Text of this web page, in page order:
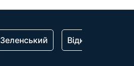
Зеленський Відключення